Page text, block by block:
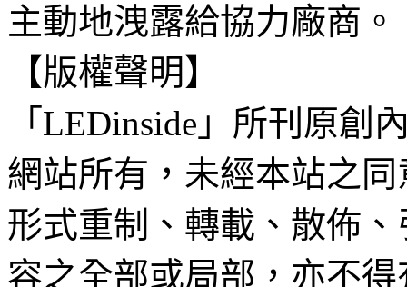
主動地洩露給協力廠商。
【版權聲明】
「LEDinside」所刊原創
網站所有，未經本站之
形式重制、轉載、散佈
容之全部或局部，亦不